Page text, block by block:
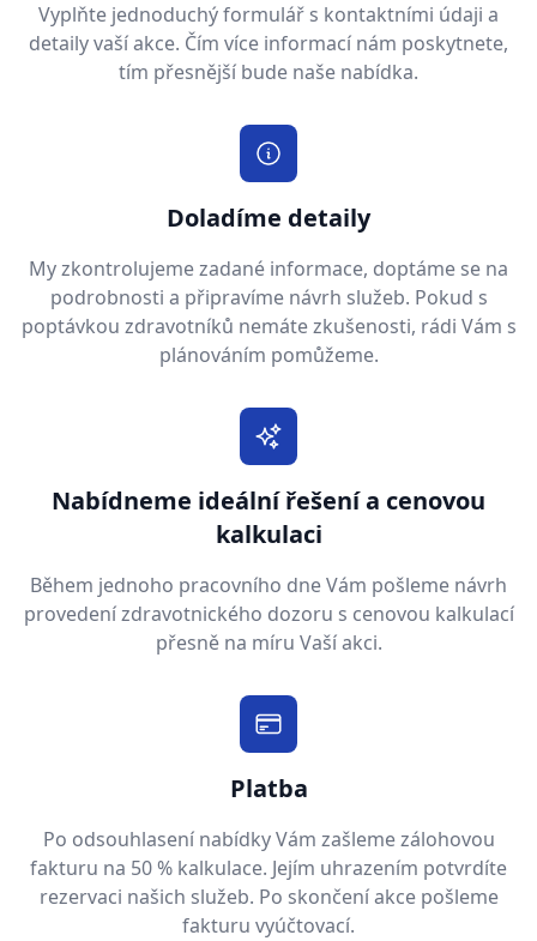
Vyplňte jednoduchý formulář s kontaktními údaji a
detaily vaší akce. Čím více informací nám poskytnete,
tím přesnější bude naše nabídka.
Doladíme detaily
My zkontrolujeme zadané informace, doptáme se na
podrobnosti a připravíme návrh služeb. Pokud s
poptávkou zdravotníků nemáte zkušenosti, rádi Vám s
plánováním pomůžeme.
Nabídneme ideální řešení a cenovou
kalkulaci
Během jednoho pracovního dne Vám pošleme návrh
provedení zdravotnického dozoru s cenovou kalkulací
přesně na míru Vaší akci.
Platba
Po odsouhlasení nabídky Vám zašleme zálohovou
fakturu na 50 % kalkulace. Jejím uhrazením potvrdíte
rezervaci našich služeb. Po skončení akce pošleme
fakturu vyúčtovací.